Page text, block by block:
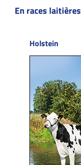
En races laitières
Holstein